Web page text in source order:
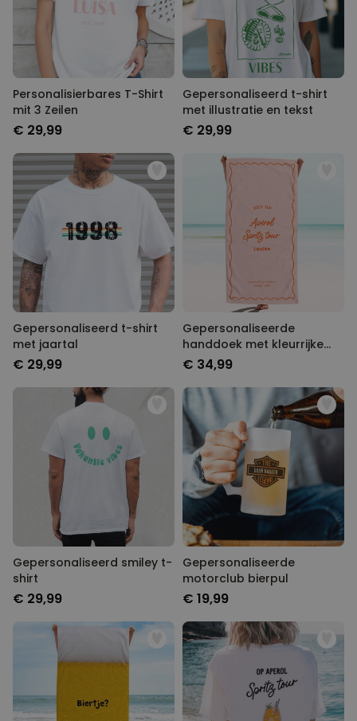
Personalisierbares T-Shirt
mit 3 Zeilen
€ 29,99
Gepersonaliseerd t-shirt
met illustratie en tekst
€ 29,99
Gepersonaliseerd t-shirt
met jaartal
€ 29,99
Gepersonaliseerde
handdoek met kleurrijke
achtergrond en tekst
€ 34,99
Gepersonaliseerd smiley t-
shirt
€ 29,99
Gepersonaliseerde
motorclub bierpul
€ 19,99